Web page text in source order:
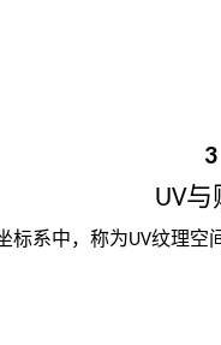
3
UV与
标系中，称为UV纹理空